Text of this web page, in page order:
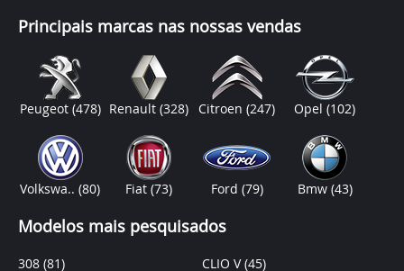
Principais marcas nas nossas vendas
Peugeot (478) Renault (328) Citroen(247) Opel(102)
Volkswa..(80) Fiat (73) Ford (79) Bmw (43)
Modelos mais pesquisados
308 (81) CLIO V(45)